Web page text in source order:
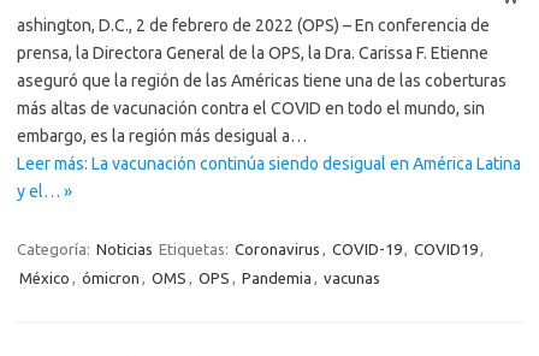
ashington, D.C., 2 de febrero de 2022 (OPS) – En conferencia de
prensa, la Directora General de la OPS, la Dra. Carissa F. Etienne
aseguró que la región de las Américas tiene una de las coberturas
más altas de vacunación contra el COVID en todo el mundo, sin
embargo, es la región más desigual a…
Leer más: La vacunación continúa siendo desigual en América Latina
y el… »
Categoría: Noticias Etiquetas: Coronavirus , COVID-19, COVID19,
México , ómicron , OMS , OPS , Pandemia , vacunas